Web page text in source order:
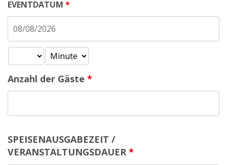
EVENTDATUM *
Anzahl der Gäste *
SPEISENAUSGABEZEIT /
VERANSTALTUNGSDAUER *